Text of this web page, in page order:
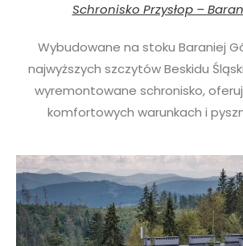
Schronisko Przysłop –
Wybudowane na stoku Baraniej
najwyższych szczytów Beskidu
wyremontowane schronisko,
komfortowych warunkach i